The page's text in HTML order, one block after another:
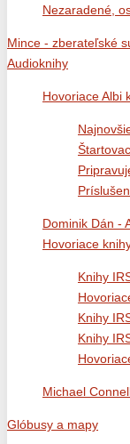
Nezaradené,
Mince - zberateľské
Audioknihy
Hovoriace Albi
Dominik Dán -
Hovoriace
Knihy
Knihy
Knihy
Michael
Glóbusy a mapy